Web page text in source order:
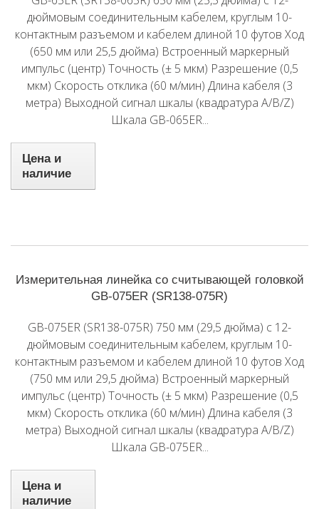
дюймовым соединительным кабелем, круглым 10-
контактным разъемом и кабелем длиной 10 футов Ход
(650 мм или 25,5 дюйма) Встроенный маркерный
импульс (центр) Точность (± 5 мкм) Разрешение (0,5
мкм) Скорость отклика (60 м/мин) Длина кабеля (3
метра) Выходной сигнал шкалы (квадратура A/B/Z)
Шкала GB-065ER...
Цена и
наличие
Измерительная линейка со считывающей головкой
GB-075ER (SR138-075R)
GB-075ER (SR138-075R) 750 мм (29,5 дюйма) с 12-
дюймовым соединительным кабелем, круглым 10-
контактным разъемом и кабелем длиной 10 футов Ход
(750 мм или 29,5 дюйма) Встроенный маркерный
импульс (центр) Точность (± 5 мкм) Разрешение (0,5
мкм) Скорость отклика (60 м/мин) Длина кабеля (3
метра) Выходной сигнал шкалы (квадратура A/B/Z)
Шкала GB-075ER...
Цена и
наличие